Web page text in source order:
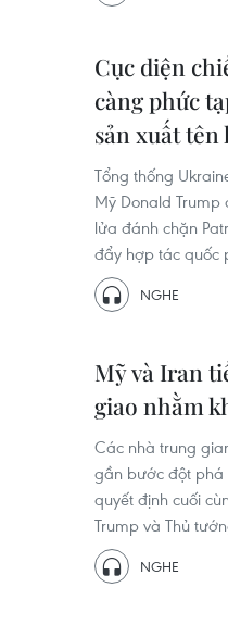
Cục diện
càng phức
sản xuất
Tổng thống
Mỹ Donald
lửa đánh chặn
đẩy hợp tác quốc
NGHE
Mỹ và Iran
giao nhằm
Các nhà trung
gần bước đột phá
quyết định cuối
Trump và Thủ
NGHE